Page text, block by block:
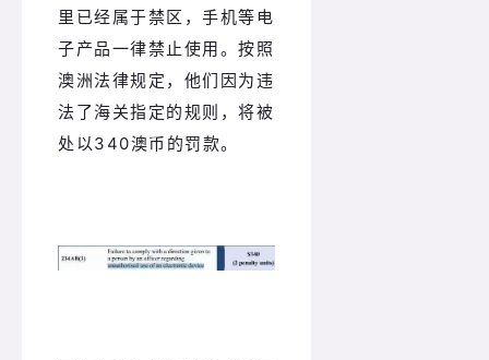
里已经属于禁区，手机等电
子产品一律禁止使用。按照
澳洲法律规定，他们因为违
法了海关指定的规则，将被
处以340澳币的罚款。